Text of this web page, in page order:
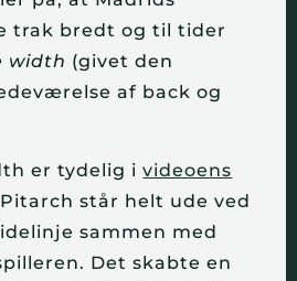
trak bredt og til tider
width (givet den
af back og
er tydelig ivideoens
står helt ude ved
sammen med
Det skabte en